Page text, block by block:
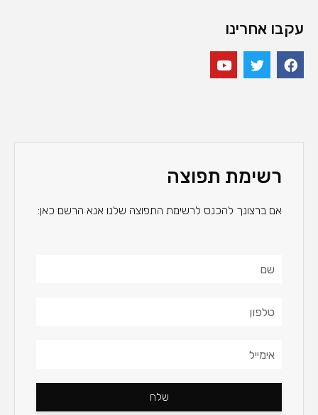
עקבו אחרינו
רשימת תפוצה
אם ברצונך להכנס לרשימת התפוצה שלנו אנא הרשם כאן:
שלח